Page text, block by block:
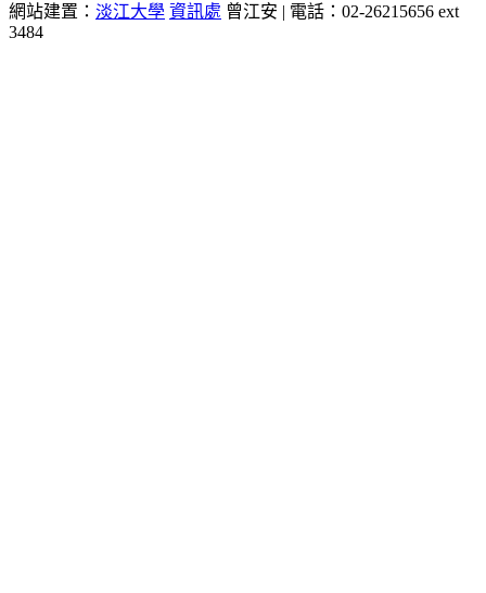
網站建置： 淡江大學 資訊處 曾江安 | 電話：02-26215656 ext
3484